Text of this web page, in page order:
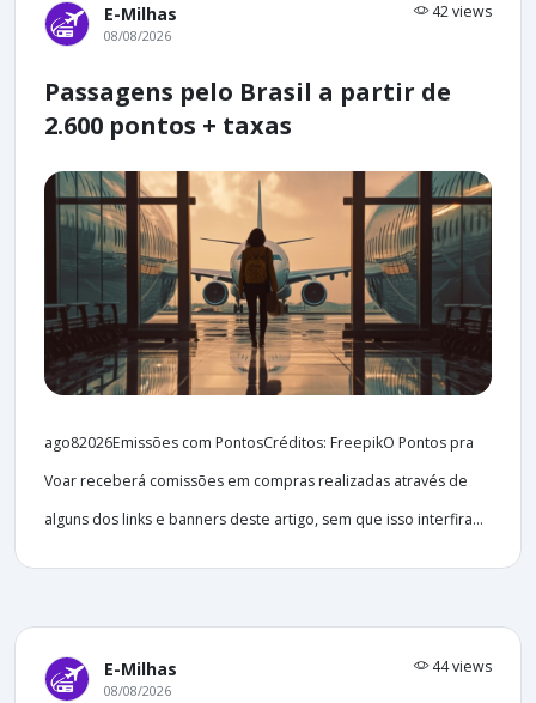
E-Milhas 42 views
08/08/2026
Passagens pelo Brasil a partir de
2.600 pontos + taxas
ago82026Emissões com PontosCréditos: FreepikO Pontos pra
Voar receberá comissões em compras realizadas através de
alguns dos links e banners deste artigo, sem que isso interfira...
E-Milhas 44 views
08/08/2026